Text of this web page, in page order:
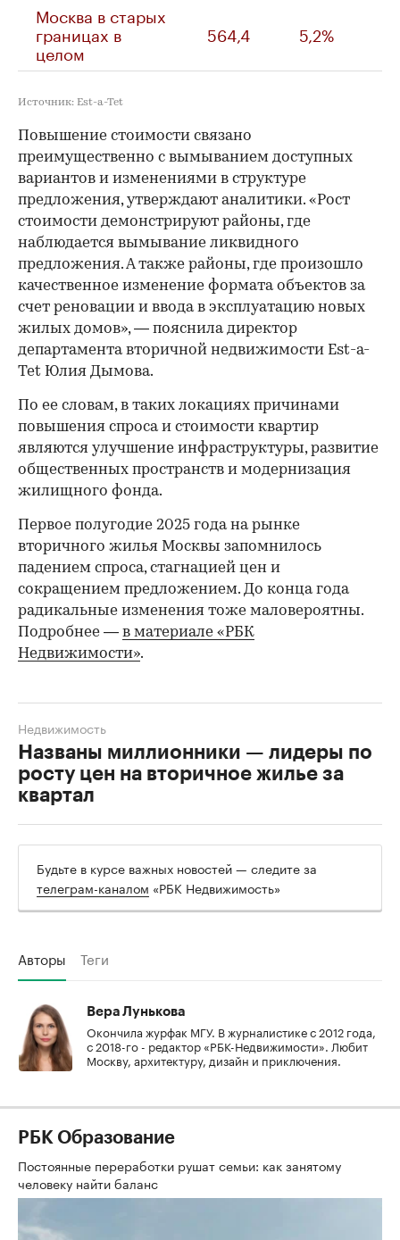
Москва в старых
границах в
целом
564,4 5,2%
Источник: Est-a-Tet
Повышение стоимости связано
преимущественно с вымыванием доступных
вариантов и изменениями в структуре
предложения, утверждают аналитики. «Рост
стоимости демонстрируют районы, где
наблюдается вымывание ликвидного
предложения. А также районы, где произошло
качественное изменение формата объектов за
счет реновации и ввода в эксплуатацию новых
жилых домов», — пояснила директор
департамента вторичной недвижимости Est-a-
Tet Юлия Дымова.
По ее словам, в таких локациях причинами
повышения спроса и стоимости квартир
являются улучшение инфраструктуры, развитие
общественных пространств и модернизация
жилищного фонда.
Первое полугодие 2025 года на рынке
вторичного жилья Москвы запомнилось
падением спроса, стагнацией цен и
сокращением предложением. До конца года
радикальные изменения тоже маловероятны.
Подробнее — в материале «РБК
Недвижимости».
Названы миллионники — лидеры по
росту цен на вторичное жилье за
квартал
Недвижимость
Будьте в курсе важных новостей — следите за
телеграм-каналом «РБК Недвижимость»
Авторы Теги
Вера Лунькова
Окончила журфак МГУ. В журналистике с 2012 года,
с 2018-го - редактор «РБК-Недвижимости». Любит
Москву, архитектуру, дизайн и приключения.
РБК Образование
Постоянные переработки рушат семьи: как занятому
человеку найти баланс